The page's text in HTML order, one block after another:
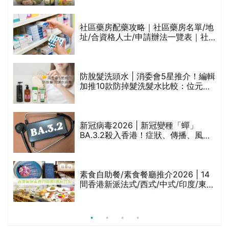
社區藥房配藥攻略｜社區藥房名單/地
址/合資格人士/申請辦法一覽表｜社
防脫髮洗頭水 | 消委會5星推介！編輯
加推10款防掉髮洗髮水比較：位元
新冠病毒2026 | 新冠變種「蟬」
BA.3.2殺入香港！症狀、傳播、風險
素食自助餐/素食餐廳推介2026 | 14
間香港新派法式/西式/中式/印度/東南